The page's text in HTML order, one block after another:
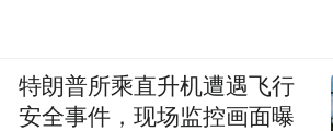
特朗普所乘直升机遭遇飞行
安全事件，现场监控画面曝